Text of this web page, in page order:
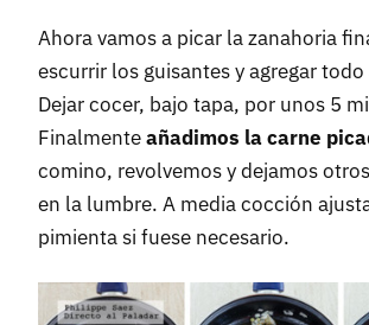
Ahora vamos a picar la zanahoria
escurrir los guisantes y agregar
Dejar cocer, bajo tapa, por unos 5
Finalmenteañadimos la carne
comino, revolvemos y dejamos
en la lumbre. A media cocción
pimienta si fuese necesario.